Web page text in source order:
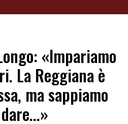
«Impariamo
La Reggiana è
ma sappiamo